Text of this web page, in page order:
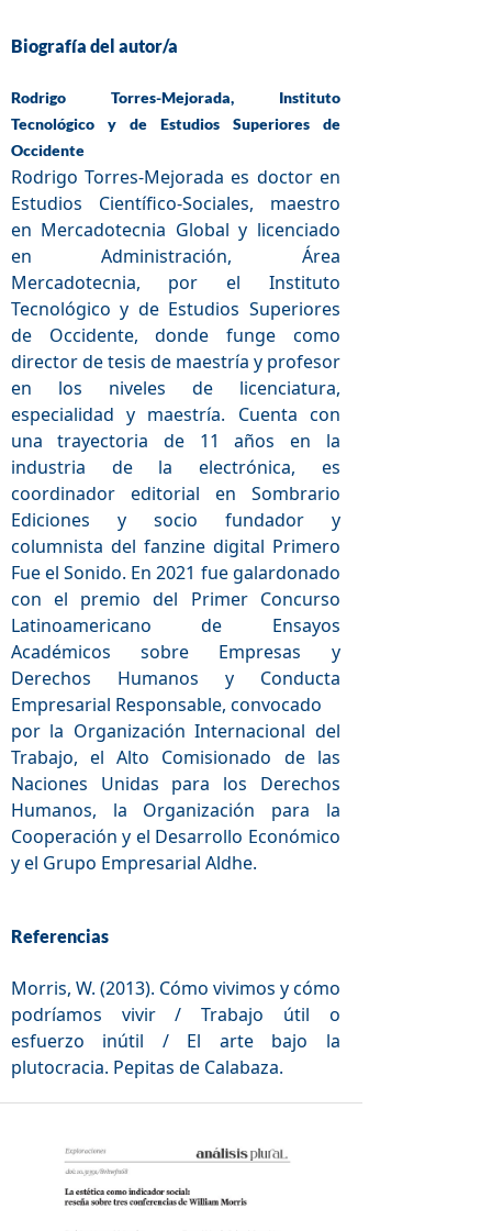
Biografía del autor/a
Rodrigo Torres-Mejorada, Instituto
Tecnológico y de Estudios Superiores de
Occidente
Rodrigo Torres-Mejorada es doctor en
Estudios Científico-Sociales, maestro
en Mercadotecnia Global y licenciado
en Administración, Área
Mercadotecnia, por el Instituto
Tecnológico y de Estudios Superiores
de Occidente, donde funge como
director de tesis de maestría y profesor
en los niveles de licenciatura,
especialidad y maestría. Cuenta con
una trayectoria de 11 años en la
industria de la electrónica, es
coordinador editorial en Sombrario
Ediciones y socio fundador y
columnista del fanzine digital Primero
Fue el Sonido. En 2021 fue galardonado
con el premio del Primer Concurso
Latinoamericano de Ensayos
Académicos sobre Empresas y
Derechos Humanos y Conducta
Empresarial Responsable, convocado
por la Organización Internacional del
Trabajo, el Alto Comisionado de las
Naciones Unidas para los Derechos
Humanos, la Organización para la
Cooperación y el Desarrollo Económico
y el Grupo Empresarial Aldhe.
Referencias
Morris, W. (2013). Cómo vivimos y cómo
podríamos vivir / Trabajo útil o
esfuerzo inútil / El arte bajo la
plutocracia. Pepitas de Calabaza.